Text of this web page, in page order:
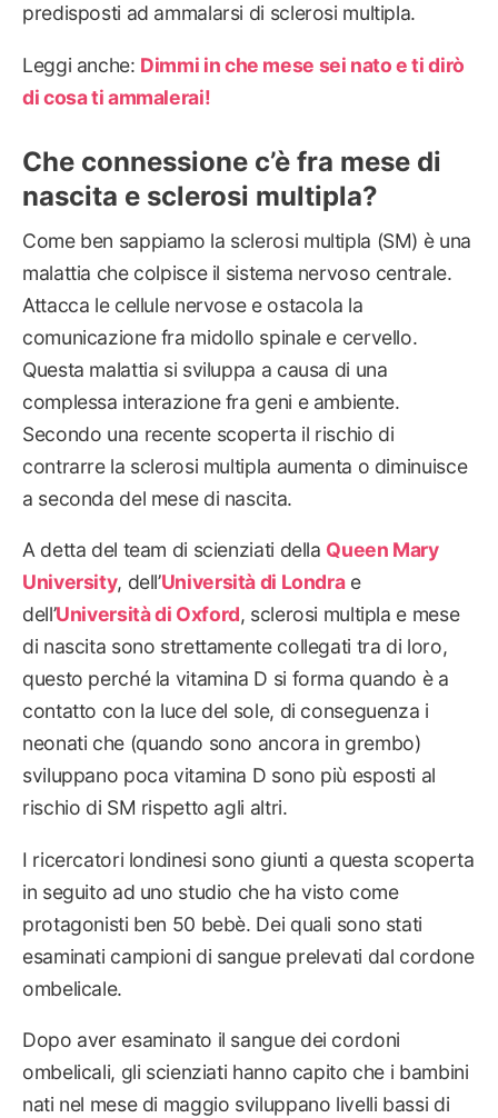
predisposti ad ammalarsi di sclerosi multipla.
Leggi anche: Dimmi in che mese sei nato e ti dirò
di cosa ti ammalerai!
Che connessione c’è fra mese di
nascita e sclerosi multipla?
Come ben sappiamo la sclerosi multipla (SM) è una
malattia che colpisce il sistema nervoso centrale.
Attacca le cellule nervose e ostacola la
comunicazione fra midollo spinale e cervello.
Questa malattia si sviluppa a causa di una
complessa interazione fra geni e ambiente.
Secondo una recente scoperta il rischio di
contrarre la sclerosi multipla aumenta o diminuisce
a seconda del mese di nascita.
A detta del team di scienziati della Queen Mary
University, dell’Università di Londrae
dell’Università di Oxford, sclerosi multipla e mese
di nascita sono strettamente collegati tra di loro,
questo perché la vitamina D si forma quando è a
contatto con la luce del sole, di conseguenza i
neonati che (quando sono ancora in grembo)
sviluppano poca vitamina D sono più esposti al
rischio di SM rispetto agli altri.
I ricercatori londinesi sono giunti a questa scoperta
in seguito ad uno studio che ha visto come
protagonisti ben 50 bebè. Dei quali sono stati
esaminati campioni di sangue prelevati dal cordone
ombelicale.
Dopo aver esaminato il sangue dei cordoni
ombelicali, gli scienziati hanno capito che i bambini
nati nel mese di maggio sviluppano livelli bassi di